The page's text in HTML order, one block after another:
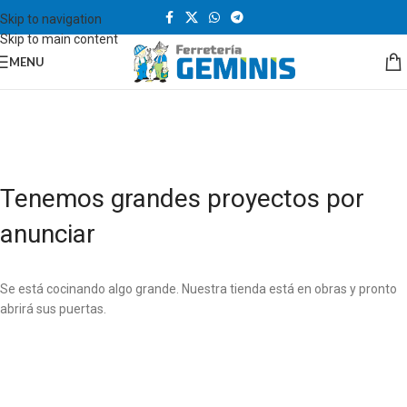
Skip to navigation
Skip to main content
MENU
Tenemos grandes proyectos por
anunciar
Se está cocinando algo grande. Nuestra tienda está en obras y pronto
abrirá sus puertas.